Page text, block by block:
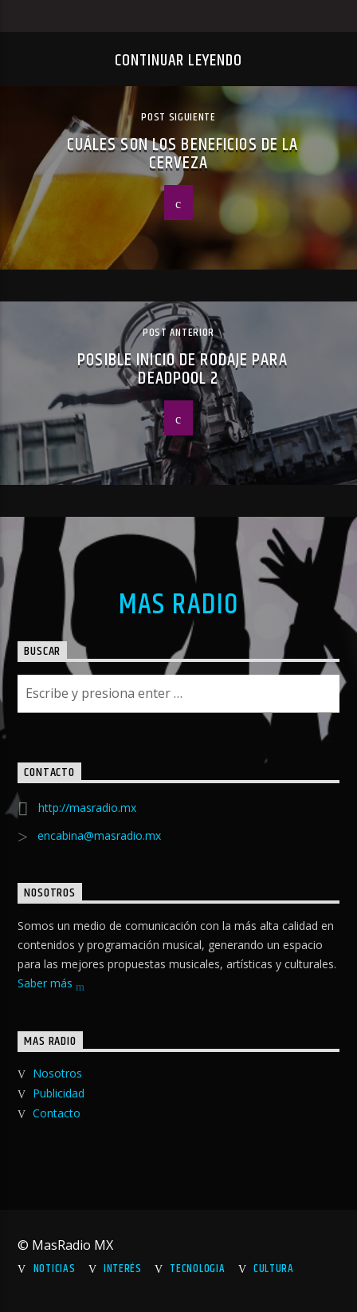
CONTINUAR LEYENDO
POST SIGUIENTE
CUÁLES SON LOS BENEFICIOS DE LA
CERVEZA
POST ANTERIOR
POSIBLE INICIO DE RODAJE PARA
DEADPOOL 2
MAS RADIO
BUSCAR
CONTACTO
http://masradio.mx
encabina@masradio.mx
NOSOTROS
Somos un medio de comunicación con la más alta calidad en
contenidos y programación musical, generando un espacio
para las mejores propuestas musicales, artísticas y culturales.
Saber más
MAS RADIO
Nosotros
Publicidad
Contacto
© MasRadio MX
NOTICIAS
INTERÉS TECNOLOGIA CULTURA